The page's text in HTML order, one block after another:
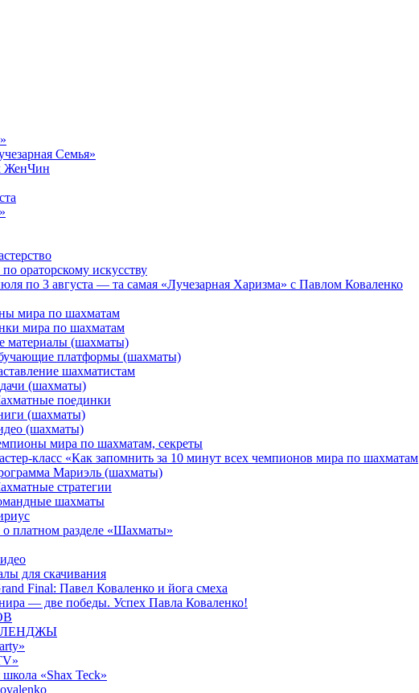
Семья»
ЖенЧин
ораторскому искусству
по 3 августа — та самая «Лучезарная Харизма» с Павлом Коваленко
мира по шахматам
мира по шахматам
материалы (шахматы)
платформы (шахматы)
шахматистам
(шахматы)
поединки
(шахматы)
(шахматы)
мира по шахматам, секреты
класс «Как запомнить за 10 минут всех чемпионов мира по шахматам
Мариэль (шахматы)
стратегии
шахматы
платном разделе «Шахматы»
для скачивания
Final: Павел Коваленко и йога смеха
— две победы. Успех Павла Коваленко!
«Shax Teck»